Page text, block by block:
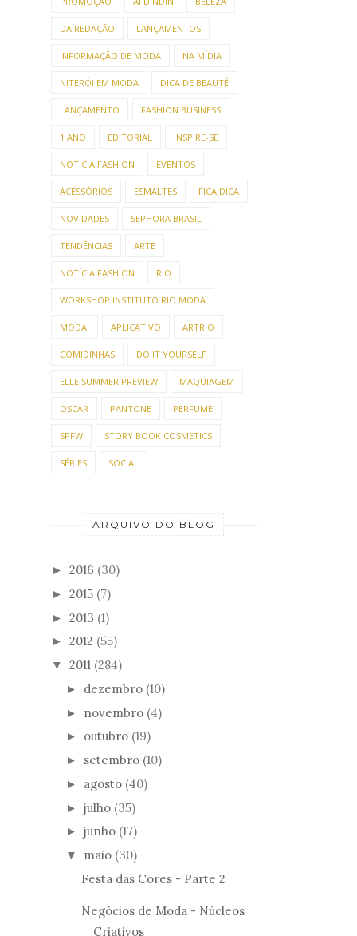
DA REDAÇÃO LANÇAMENTOS
INFORMAÇÃO DE MODA NA MÍDIA
NITERÓI EM MODA DICA DE BEAUTÉ
LANÇAMENTO FASHION BUSINESS
1 ANO EDITORIAL INSPIRE-SE
NOTICIA FASHION EVENTOS
ACESSÓRIOS ESMALTES FICA DICA
NOVIDADES SEPHORA BRASIL
TENDÊNCIAS ARTE
NOTÍCIA FASHION RIO
WORKSHOP INSTITUTO RIO MODA
MODA. APLICATIVO ARTRIO
COMIDINHAS DO IT YOURSELF
ELLE SUMMER PREVIEW MAQUIAGEM
OSCAR PANTONE PERFUME
SPFW STORY BOOK COSMETICS
SÉRIES SOCIAL
ARQUIVO DO BLOG
► 2016 (30)
► 2015 (7)
► 2013 (1)
► 2012 (55)
▼ 2011 (284)
► dezembro (10)
► novembro (4)
► outubro (19)
► setembro (10)
► agosto (40)
► julho (35)
► junho (17)
▼ maio (30)
Festa das Cores - Parte 2
Negócios de Moda - Núcleos
Criativos